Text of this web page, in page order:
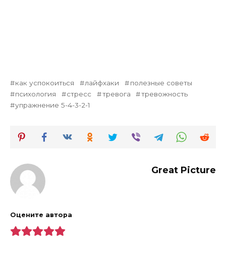
как успокоиться лайфхаки
полезные советы
психология
стресс тревога
тревожность
упражнение 5-4-3-2-1
Great Picture
Оцените автора